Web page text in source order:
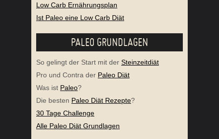
Low Carb Ernährungsplan
Ist Paleo eine Low Carb Diät
PALEO GRUNDLAGEN
So gelingt der Start mit der Steinzeitdiät
Pro und Contra der Paleo Diät
Was ist Paleo?
Die besten Paleo Diät Rezepte?
30 Tage Challenge
Alle Paleo Diät Grundlagen